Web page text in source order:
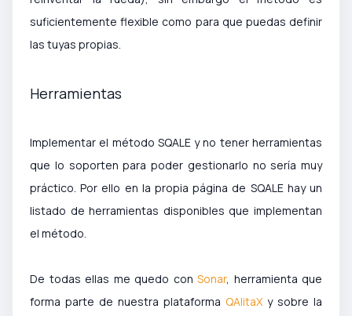
suficientemente flexible como para que puedas definir
las tuyas propias.
Herramientas
Implementar el método SQALE y no tener herramientas
que lo soporten para poder gestionarlo no sería muy
práctico. Por ello en la propia página de SQALE hay un
listado de herramientas disponibles que implementan
el método.
De todas ellas me quedo con Sonar, herramienta que
forma parte de nuestra plataforma QAlitaX y sobre la